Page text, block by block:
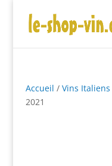
Accueil / Vins Italiens
2021